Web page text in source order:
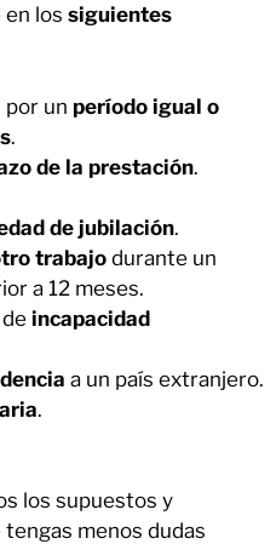
los siguientes
por un período igual o
.
de la prestación.
de jubilación.
trabajodurante un
a 12 meses.
incapacidad
a un país extranjero.
.
los supuestos y
menos dudas